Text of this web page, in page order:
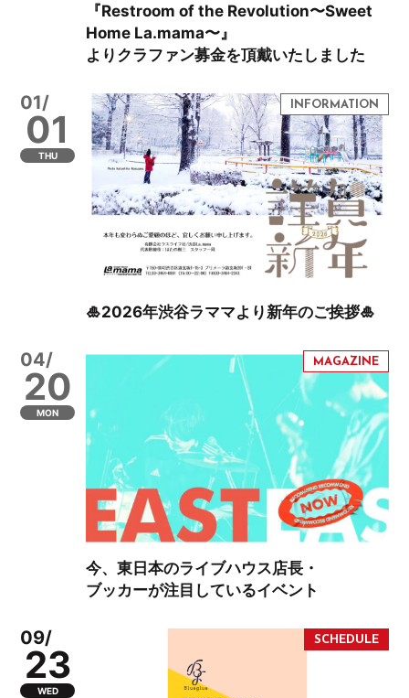
『Restroom of the Revolution〜Sweet
Home La.mama〜』
よりクラファン募金を頂戴いたしました
01/
01
THU
🎍2026年渋谷ラママより新年のご挨拶🎍
04/
20
MON
今、東日本のライブハウス店長・
ブッカーが注目しているイベント
09/
23
WED